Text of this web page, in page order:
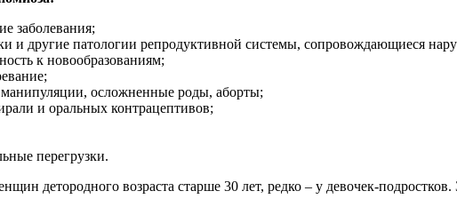
заболевания;
и другие патологии репродуктивной системы, сопровождающиеся
к новообразованиям;
осложненные роды, аборты;
и оральных контрацептивов;
перегрузки.
детородного возраста старше 30 лет, редко – у девочек-